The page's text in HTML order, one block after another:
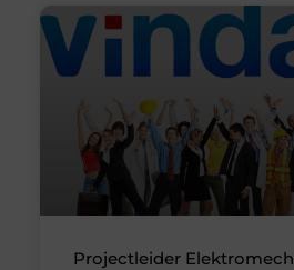
Projectleider